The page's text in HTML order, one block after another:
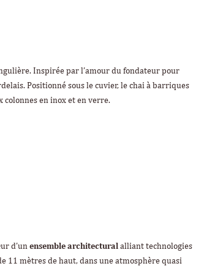
Inspirée par l’amour du fondateur pour
Positionné sous le cuvier, le chai à barriques
en inox et en verre.
d’un ensemble architectural alliant technologies
11 mètres de haut, dans une atmosphère quasi